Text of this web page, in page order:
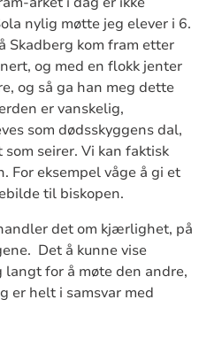
nylig møtte jeg elever i 6.
Skadberg kom fram etter
og med en flokk jenter
og så ga han meg dette
er vanskelig,
som dødsskyggens dal,
seirer. Vi kan faktisk
For eksempel våge å gi et
til biskopen.
det om kjærlighet, på
Det å kunne vise
langt for å møte den andre,
er helt i samsvar med